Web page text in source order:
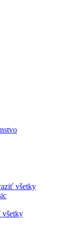
všetky
všetky